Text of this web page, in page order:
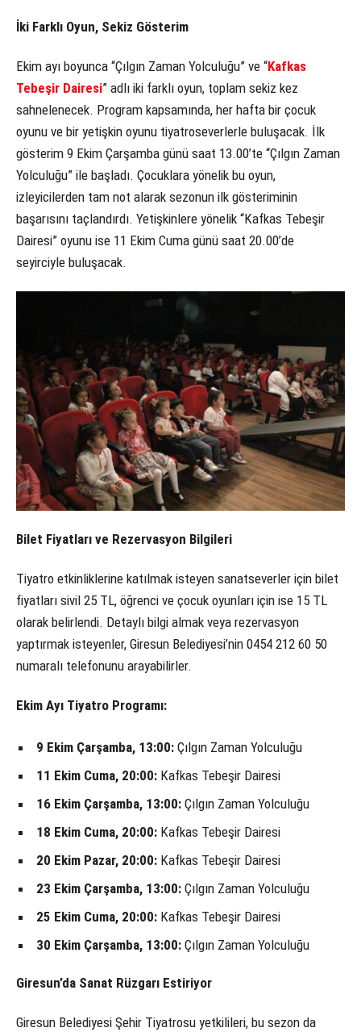
İki Farklı Oyun, Sekiz Gösterim
Ekim ayı boyunca “Çılgın Zaman Yolculuğu” ve “Kafkas
Tebeşir Dairesi” adlı iki farklı oyun, toplam sekiz kez
sahnelenecek. Program kapsamında, her hafta bir çocuk
oyunu ve bir yetişkin oyunu tiyatroseverlerle buluşacak. İlk
gösterim 9 Ekim Çarşamba günü saat 13.00’te “Çılgın Zaman
Yolculuğu” ile başladı. Çocuklara yönelik bu oyun,
izleyicilerden tam not alarak sezonun ilk gösteriminin
başarısını taçlandırdı. Yetişkinlere yönelik “Kafkas Tebeşir
Dairesi” oyunu ise 11 Ekim Cuma günü saat 20.00’de
seyirciyle buluşacak.
Bilet Fiyatları ve Rezervasyon Bilgileri
Tiyatro etkinliklerine katılmak isteyen sanatseverler için bilet
fiyatları sivil 25 TL, öğrenci ve çocuk oyunları için ise 15 TL
olarak belirlendi. Detaylı bilgi almak veya rezervasyon
yaptırmak isteyenler, Giresun Belediyesi’nin 0454 212 60 50
numaralı telefonunu arayabilirler.
Ekim Ayı Tiyatro Programı:
9 Ekim Çarşamba, 13:00: Çılgın Zaman Yolculuğu
11 Ekim Cuma, 20:00: Kafkas Tebeşir Dairesi
16 Ekim Çarşamba, 13:00: Çılgın Zaman Yolculuğu
18 Ekim Cuma, 20:00: Kafkas Tebeşir Dairesi
20 Ekim Pazar, 20:00: Kafkas Tebeşir Dairesi
23 Ekim Çarşamba, 13:00: Çılgın Zaman Yolculuğu
25 Ekim Cuma, 20:00: Kafkas Tebeşir Dairesi
30 Ekim Çarşamba, 13:00: Çılgın Zaman Yolculuğu
Giresun’da Sanat Rüzgarı Estiriyor
Giresun Belediyesi Şehir Tiyatrosu yetkilileri, bu sezon da